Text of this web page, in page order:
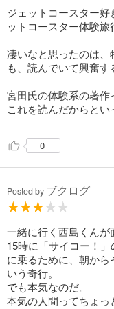
ジェットコースター
ットコースター体験旅
凄いなと思ったのは
も、読んでいて興奮す
宮田氏の体験系の著作
これを読んだからと
0
Posted by ブクログ
一緒に行く西島くんが
15時に「サイコー！
に乗るために、朝か
いう奇行。
でも本気なのだ。
本気の人間ってちょっ